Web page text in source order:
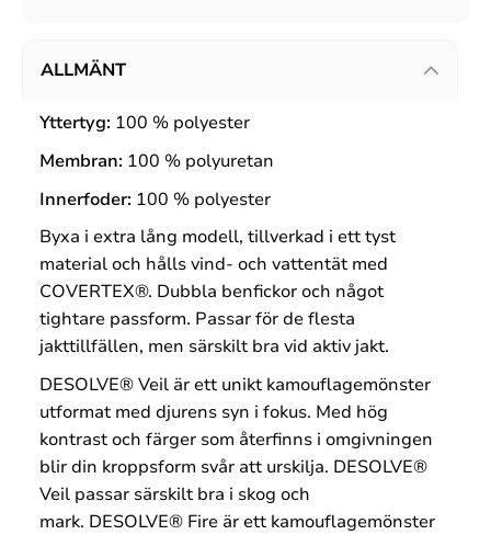
ALLMÄNT
Yttertyg: 100 % polyester
Membran: 100 % polyuretan
Innerfoder: 100 % polyester
Byxa i extra lång modell, tillverkad i ett tyst
material och hålls vind- och vattentät med
COVERTEX®. Dubbla benfickor och något
tightare passform. Passar för de flesta
jakttillfällen, men särskilt bra vid aktiv jakt.
DESOLVE® Veil är ett unikt kamouflagemönster
utformat med djurens syn i fokus. Med hög
kontrast och färger som återfinns i omgivningen
blir din kroppsform svår att urskilja. DESOLVE®
Veil passar särskilt bra i skog och
mark. DESOLVE® Fire är ett kamouflagemönster